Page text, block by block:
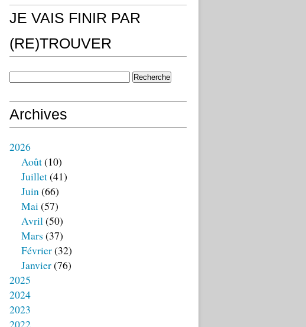
JE VAIS FINIR PAR
(RE)TROUVER
Archives
2026
Août(10)
Juillet(41)
Juin(66)
Mai(57)
Avril(50)
Mars (37)
Février(32)
Janvier(76)
2025
2024
2023
2022